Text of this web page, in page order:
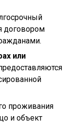
договором
или
проживания
и объект